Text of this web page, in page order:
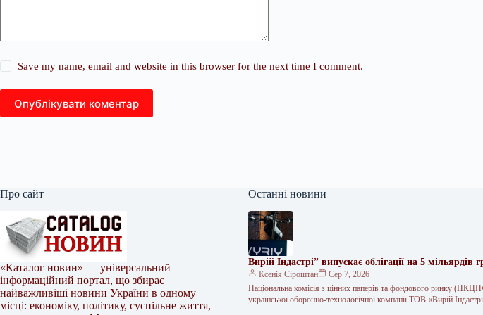
Save my name, email and website in this browser for the next time I comment.
Опублікувати коментар
Про сайт
«Каталог новин» — універсальний
інформаційний портал, що збирає
найважливіші новини України в одному
місці: економіку, політику, суспільне життя,
Останні новини
Вирій Індастрі” випускає облігації на 5 мільярдів
Ксенія Сіроштан
Сер 7, 2026
Національна комісія з цінних паперів та фондового ринку
української оборонно-технологічної компанії ТОВ «Вирій